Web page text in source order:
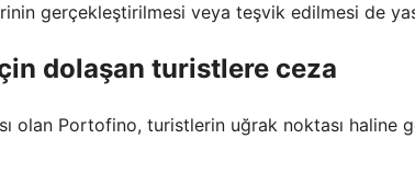
gerçekleştirilmesi veya teşvik edilmesi de
dolaşan turistlere ceza
olan Portofino, turistlerin uğrak noktası haline